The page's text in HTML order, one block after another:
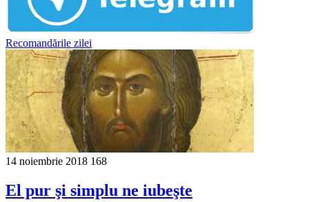
Recomandările zilei
14 noiembrie 2018 168
El pur şi simplu ne iubeşte